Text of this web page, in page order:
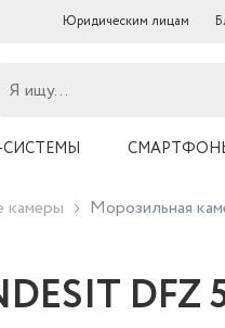
Юридическим лицам
камеры Морозильная
DFZ